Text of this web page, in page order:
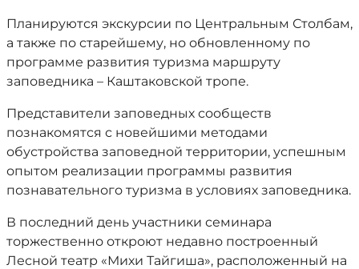
Планируются экскурсии по Центральным Столбам,
а также по старейшему, но обновленному по
программе развития туризма маршруту
заповедника – Каштаковской тропе.
Представители заповедных сообществ
познакомятся с новейшими методами
обустройства заповедной территории, успешным
опытом реализации программы развития
познавательного туризма в условиях заповедника.
В последний день участники семинара
торжественно откроют недавно построенный
Лесной театр «Михи Тайгиша», расположенный на